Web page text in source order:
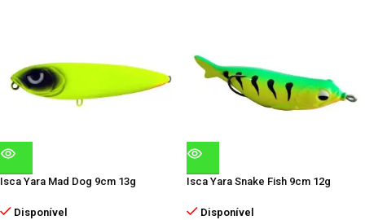
Isca Yara Mad Dog 9cm 13g
Disponível
Isca Yara Snake Fish 9cm 12g
Disponível